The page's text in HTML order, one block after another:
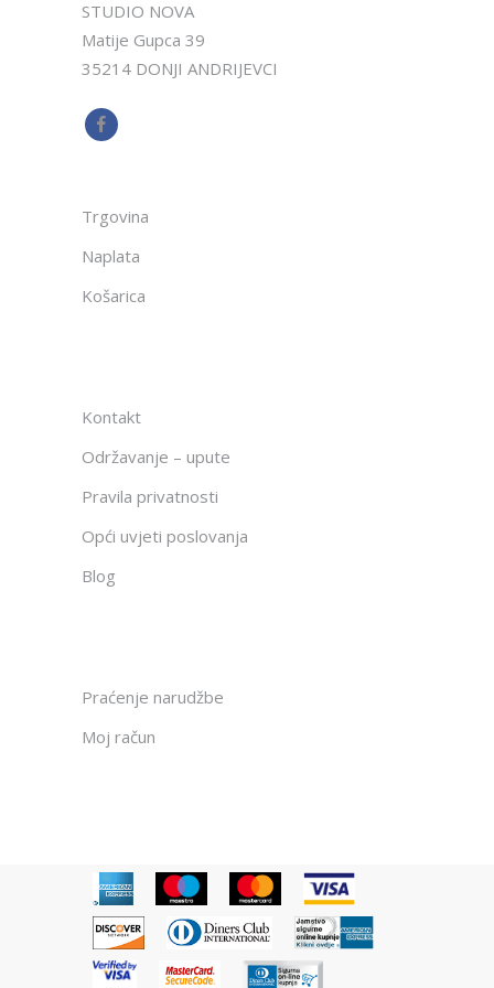
STUDIO NOVA
Matije Gupca 39
35214 DONJI ANDRIJEVCI
Trgovina
Naplata
Košarica
Kontakt
Održavanje – upute
Pravila privatnosti
Opći uvjeti poslovanja
Blog
Praćenje narudžbe
Moj račun